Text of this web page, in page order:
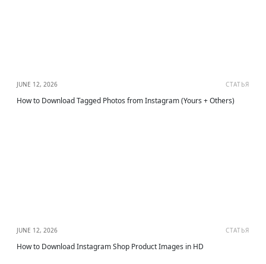
JUNE 12, 2026 СТАТЬЯ
How to Download Tagged Photos from Instagram (Yours + Others)
JUNE 12, 2026 СТАТЬЯ
How to Download Instagram Shop Product Images in HD